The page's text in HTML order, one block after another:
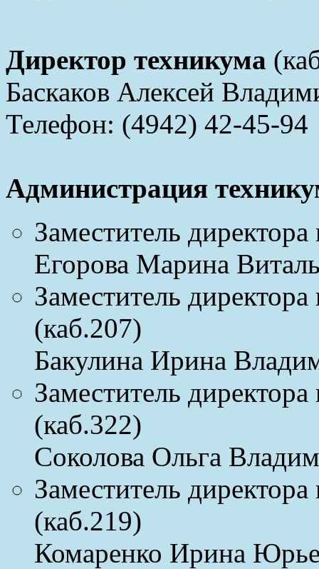
Директор техникума
Баскаков Алексей
Телефон: (4942) 42-45-94
Администрация
Заместитель
Егорова Марина
Заместитель
(каб.207)
Бакулина Ирина
Заместитель
(каб.322)
Соколова Ольга
Заместитель
(каб.219)
Комаренко Ирина